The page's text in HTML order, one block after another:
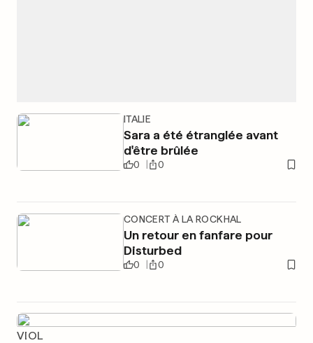
ITALIE
Sara a été étranglée avant
d'être brûlée
0 0
CONCERT À LA ROCKHAL
Un retour en fanfare pour
Disturbed
0 0
VIOL